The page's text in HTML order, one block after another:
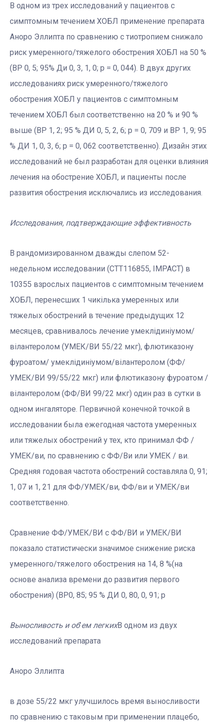
В одном из трех исследований у пациентов с
симптомным течением ХОБЛ применение препарата
Аноро Эллипта по сравнению с тиотропием снижало
риск умеренного/тяжелого обострения ХОБЛ на 50 %
(ВР 0, 5; 95% Ди 0, 3, 1, 0; p = 0, 044). В двух других
исследованиях риск умеренного/тяжелого
обострения ХОБЛ у пациентов с симптомным
течением ХОБЛ был соответственно на 20 % и 90 %
выше (ВР 1, 2; 95 % ДИ 0, 5, 2, 6; p = 0, 709 и ВР 1, 9; 95
% ДИ 1, 0, 3, 6; p = 0, 062 соответственно). Дизайн этих
исследований не был разработан для оценки влияния
лечения на обострение ХОБЛ, и пациенты после
развития обострения исключались из исследования.
Исследования, подтверждающие эффективность
В рандомизированном дважды слепом 52-
недельном исследовании (CTT116855, IMPACT) в
10355 взрослых пациентов с симптомным течением
ХОБЛ, перенесших 1 чикілька умеренных или
тяжелых обострений в течение предыдущих 12
месяцев, сравнивалось лечение умеклідиніумом/
вілантеролом (УМЕК/ВИ 55/22 мкг), флютиказону
фуроатом/ умеклідиніумом/вілантеролом (ФФ/
УМЕК/ВИ 99/55/22 мкг) или флютиказону фуроатом /
вілантеролом (ФФ/ВИ 99/22 мкг) один раз в сутки в
одном ингаляторе. Первичной конечной точкой в
исследовании была ежегодная частота умеренных
или тяжелых обострений у тех, кто принимал ФФ /
УМЕК/ви, по сравнению с ФФ/Ви или УМЕК / ви.
Средняя годовая частота обострений составляла 0, 91;
1, 07 и 1, 21 для ФФ/УМЕК/ви, ФФ/ви и УМЕК/ви
соответственно.
Сравнение ФФ/УМЕК/ВИ с ФФ/ВИ и УМЕК/ВИ
показало статистически значимое снижение риска
умеренного/тяжелого обострения на 14, 8 %(на
основе анализа времени до развития первого
обострения) (ВР0, 85; 95 % ДИ 0, 80, 0, 91; p
Выносливость и об’ем легкихВ одном из двух
исследований препарата
Аноро Эллипта
в дозе 55/22 мкг улучшилось время выносливости
по сравнению с таковым при применении плацебо,